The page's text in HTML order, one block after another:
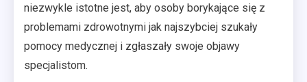
niezwykle istotne jest, aby osoby borykające się z
problemami zdrowotnymi jak najszybciej szukały
pomocy medycznej i zgłaszały swoje objawy
specjalistom.